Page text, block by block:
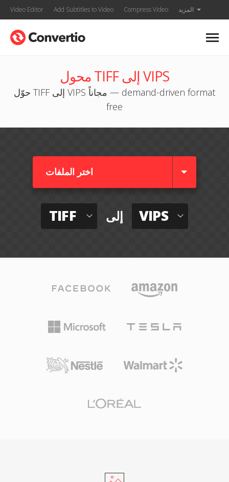
Video Editor Add Subtitles to Video Compress Video المزيد
محول TIFF إلى VIPS
حوّل TIFF إلى VIPS مجاناً — demand-driven format
free
اختر الملفات
TIFF إلى VIPS